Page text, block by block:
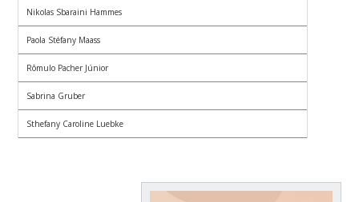
Nikolas Sbaraini Hammes
Paola Stéfany Maass
Rômulo Pacher Júnior
Sabrina Gruber
Sthefany Caroline Luebke